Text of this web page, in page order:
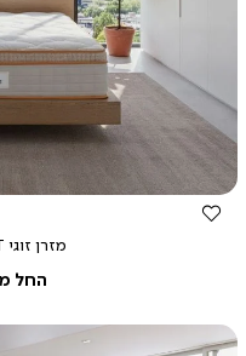
מזרן זוגי PURE SUPPORT
החל